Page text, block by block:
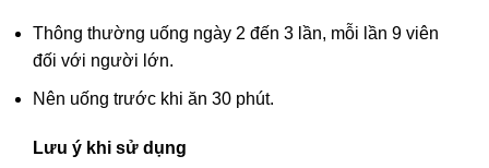
Thông thường uống ngày 2 đến 3 lần, mỗi lần 9 viên
đối với người lớn.
Nên uống trước khi ăn 30 phút.
Lưu ý khi sử dụng